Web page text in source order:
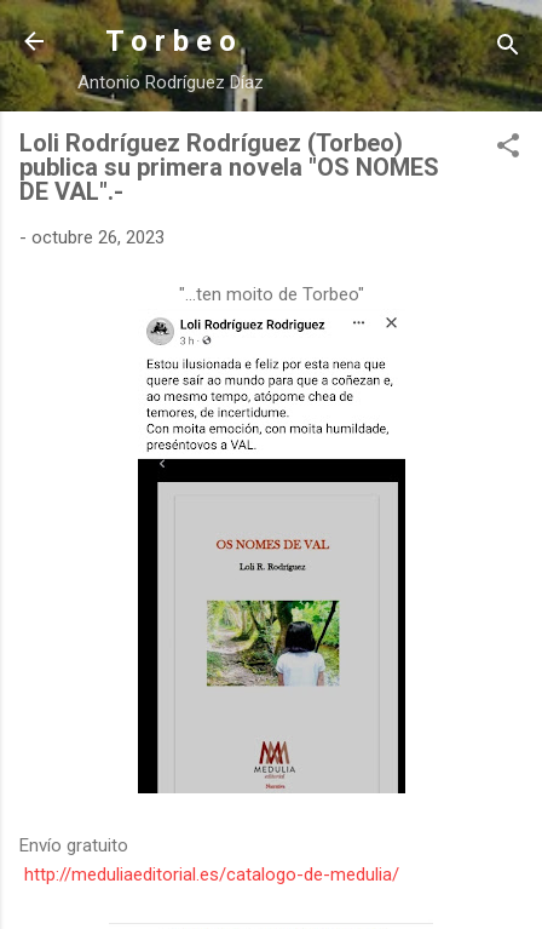
Ir al contenido principal
T o r b e o
Antonio Rodríguez Díaz
Loli Rodríguez Rodríguez (Torbeo)
publica su primera novela "OS NOMES
DE VAL".-
- octubre 26, 2023
"...ten moito de Torbeo"
Envío gratuito
http://meduliaeditorial.es/catalogo-de-medulia/